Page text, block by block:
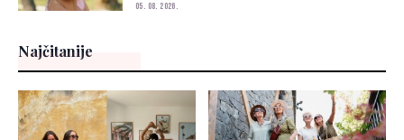
05. 08. 2026.
Najčitanije